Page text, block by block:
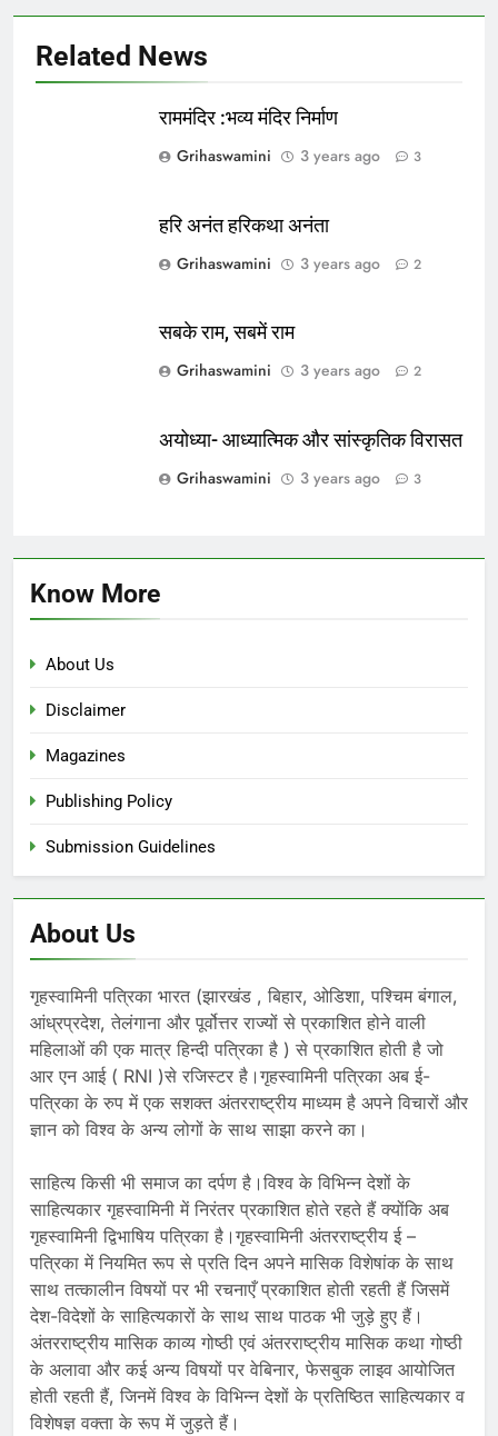
Related News
राममंदिर :भव्य मंदिर निर्माण
Grihaswamini
3 years ago 3
हरि अनंत हरिकथा अनंता
Grihaswamini
3 years ago 2
सबके राम, सबमें राम
Grihaswamini
3 years ago 2
अयोध्या- आध्यात्मिक और सांस्कृतिक विरासत
Grihaswamini
3 years ago 3
Know More
About Us
Disclaimer
Magazines
Publishing Policy
Submission Guidelines
About Us
गृहस्वामिनी पत्रिका भारत (झारखंड , बिहार, ओडिशा, पश्चिम बंगाल,
आंध्रप्रदेश, तेलंगाना और पूर्वोत्तर राज्यों से प्रकाशित होने वाली
महिलाओं की एक मात्र हिन्दी पत्रिका है ) से प्रकाशित होती है जो
आर एन आई ( RNI )से रजिस्टर है।गृहस्वामिनी पत्रिका अब ई-
पत्रिका के रुप में एक सशक्त अंतरराष्ट्रीय माध्यम है अपने विचारों और
ज्ञान को विश्व के अन्य लोगों के साथ साझा करने का।
साहित्य किसी भी समाज का दर्पण है।विश्व के विभिन्न देशों के
साहित्यकार गृहस्वामिनी में निरंतर प्रकाशित होते रहते हैं क्योंकि अब
गृहस्वामिनी द्विभाषिय पत्रिका है।गृहस्वामिनी अंतरराष्ट्रीय ई –
पत्रिका में नियमित रूप से प्रति दिन अपने मासिक विशेषांक के साथ
साथ तत्कालीन विषयों पर भी रचनाएँ प्रकाशित होती रहती हैं जिसमें
देश-विदेशों के साहित्यकारों के साथ साथ पाठक भी जुड़े हुए हैं।
अंतरराष्ट्रीय मासिक काव्य गोष्ठी एवं अंतरराष्ट्रीय मासिक कथा गोष्ठी
के अलावा और कई अन्य विषयों पर वेबिनार, फेसबुक लाइव आयोजित
होती रहती हैं, जिनमें विश्व के विभिन्न देशों के प्रतिष्ठित साहित्यकार व
विशेषज्ञ वक्ता के रूप में जुड़ते हैं।